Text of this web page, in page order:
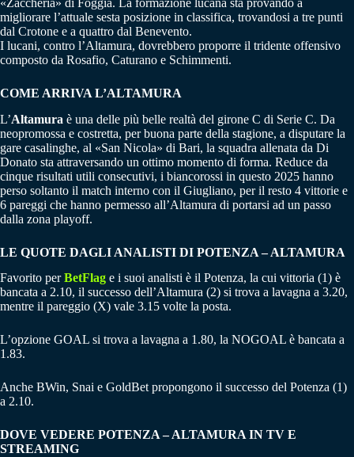
migliorare l’attuale sesta posizione in classifica, trovandosi a tre punti
dal Crotone e a quattro dal Benevento.
I lucani, contro l’Altamura, dovrebbero proporre il tridente offensivo
composto da Rosafio, Caturano e Schimmenti.
COME ARRIVA L’ALTAMURA
L’Altamura è una delle più belle realtà del girone C di Serie C. Da
neopromossa e costretta, per buona parte della stagione, a disputare la
gare casalinghe, al «San Nicola» di Bari, la squadra allenata da Di
Donato sta attraversando un ottimo momento di forma. Reduce da
cinque risultati utili consecutivi, i biancorossi in questo 2025 hanno
perso soltanto il match interno con il Giugliano, per il resto 4 vittorie e
6 pareggi che hanno permesso all’Altamura di portarsi ad un passo
dalla zona playoff.
LE QUOTE DAGLI ANALISTI DI POTENZA – ALTAMURA
Favorito perBetFlag e i suoi analisti è il Potenza, la cui vittoria (1) è
bancata a 2.10, il successo dell’Altamura (2) si trova a lavagna a 3.20,
mentre il pareggio (X) vale 3.15 volte la posta.
L’opzione GOAL si trova a lavagna a 1.80, la NOGOAL è bancata a
1.83.
Anche BWin, Snai e GoldBet propongono il successo del Potenza (1)
a 2.10.
DOVE VEDERE POTENZA – ALTAMURA IN TV E
STREAMING